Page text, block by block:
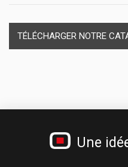
Cadenas
TÉLÉCHARGER NOTRE
Une